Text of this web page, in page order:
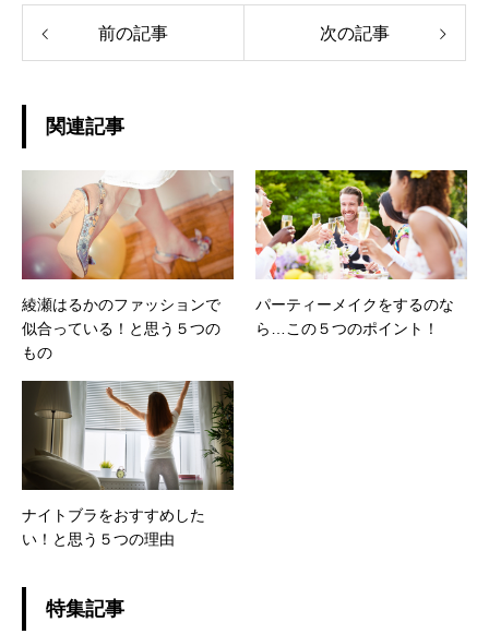
前の記事 次の記事
関連記事
綾瀬はるかのファッションで
似合っている！と思う５つの
もの
パーティーメイクをするのな
ら…この５つのポイント！
ナイトブラをおすすめした
い！と思う５つの理由
特集記事